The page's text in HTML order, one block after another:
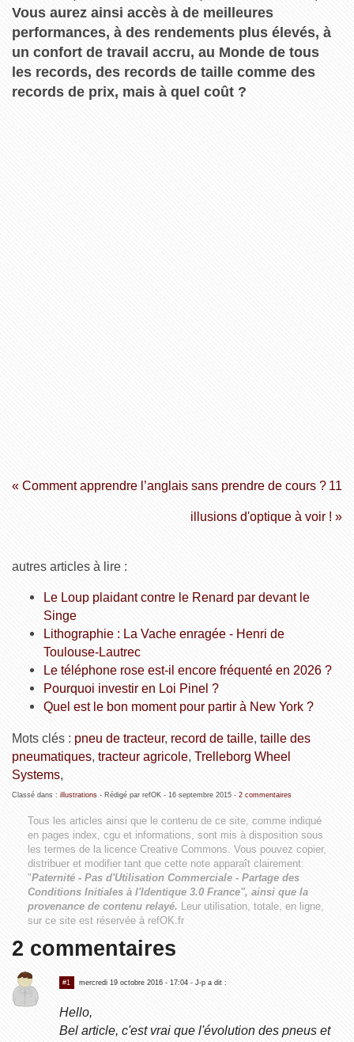
Vous aurez ainsi accès à de meilleures
performances, à des rendements plus élevés, à
un confort de travail accru, au Monde de tous
les records, des records de taille comme des
records de prix, mais à quel coût ?
« Comment apprendre l’anglais sans prendre de cours ? 11
illusions d'optique à voir ! »
autres articles à lire :
Le Loup plaidant contre le Renard par devant le
Singe
Lithographie : La Vache enragée - Henri de
Toulouse-Lautrec
Le téléphone rose est‑il encore fréquenté en 2026 ?
Pourquoi investir en Loi Pinel ?
Quel est le bon moment pour partir à New York ?
Mots clés : pneu de tracteur, record de taille, taille des
pneumatiques, tracteur agricole, Trelleborg Wheel
Systems,
Classé dans : illustrations- Rédigé par refOK - 16 septembre 2015- 2 commentaires
Tous les articles ainsi que le contenu de ce site, comme indiqué
en pages index, cgu et informations, sont mis à disposition sous
les termes de la licence Creative Commons . Vous pouvez copier,
distribuer et modifier tant que cette note apparaît clairement:
"Paternité - Pas d'Utilisation Commerciale - Partage des
Conditions Initiales à l'Identique 3.0 France", ainsi que la
provenance de contenu relayé.
Leur utilisation, totale, en ligne,
sur ce site est réservée à refOK.fr
2 commentaires
#1 mercredi 19 octobre 2016 - 17:04- J-p a dit :
Hello,
Bel article, c'est vrai que l'évolution des pneus et